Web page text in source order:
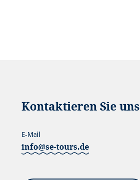
Kontaktieren Sie uns
info@se-tours.de
E-Mail